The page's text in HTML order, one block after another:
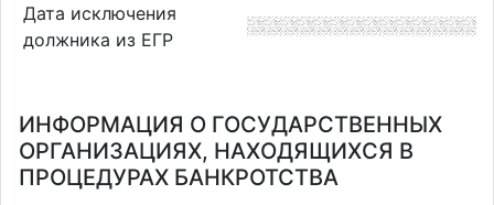
Дата исключения
должника из ЕГР
ИНФОРМАЦИЯ О ГОСУДАРСТВЕННЫХ
ОРГАНИЗАЦИЯХ, НАХОДЯЩИХСЯ В
ПРОЦЕДУРАХ БАНКРОТСТВА